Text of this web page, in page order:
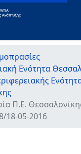
Ενότητα
Π.Ε.
18-05-2016